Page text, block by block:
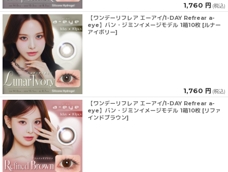
1,760 円 (税込)
【ワンデーリフレア エーアイ/1-DAY Refrear a-
eye】バン・ジミンイメージモデル 1箱10枚 [ルナー
アイボリー]
1,760 円 (税込)
【ワンデーリフレア エーアイ/1-DAY Refrear a-
eye】バン・ジミンイメージモデル 1箱10枚 [リファ
インドブラウン]